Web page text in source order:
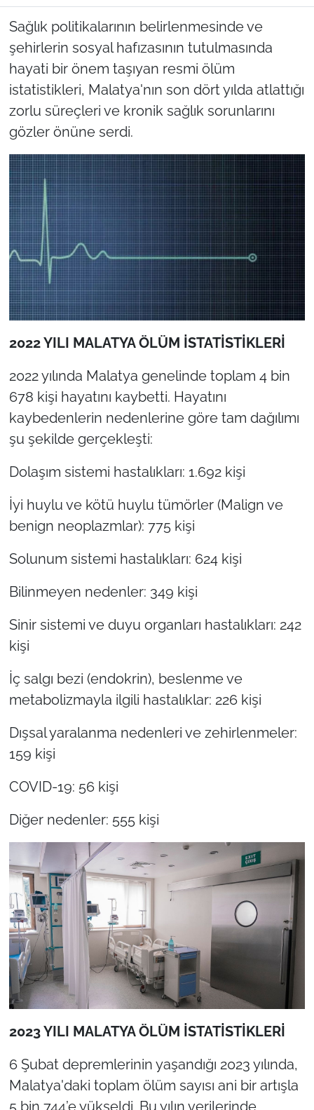
Sağlık politikalarının belirlenmesinde ve
şehirlerin sosyal hafızasının tutulmasında
hayati bir önem taşıyan resmi ölüm
istatistikleri, Malatya'nın son dört yılda atlattığı
zorlu süreçleri ve kronik sağlık sorunlarını
gözler önüne serdi.
2022 YILI MALATYA ÖLÜM İSTATİSTİKLERİ
2022 yılında Malatya genelinde toplam 4 bin
678 kişi hayatını kaybetti. Hayatını
kaybedenlerin nedenlerine göre tam dağılımı
şu şekilde gerçekleşti:
Dolaşım sistemi hastalıkları: 1.692 kişi
İyi huylu ve kötü huylu tümörler (Malign ve
benign neoplazmlar): 775 kişi
Solunum sistemi hastalıkları: 624 kişi
Bilinmeyen nedenler: 349 kişi
Sinir sistemi ve duyu organları hastalıkları: 242
kişi
İç salgı bezi (endokrin), beslenme ve
metabolizmayla ilgili hastalıklar: 226 kişi
Dışsal yaralanma nedenleri ve zehirlenmeler:
159 kişi
COVID-19: 56 kişi
Diğer nedenler: 555 kişi
2023 YILI MALATYA ÖLÜM İSTATİSTİKLERİ
6 Şubat depremlerinin yaşandığı 2023 yılında,
Malatya'daki toplam ölüm sayısı ani bir artışla
5 bin 744’e yükseldi. Bu yılın verilerinde